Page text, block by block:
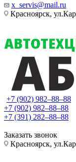
x_servis@mail.ru
Красноярск,
+7 (902) 982‒88‒88
+7 (902) 982‒88‒88
+7 (391) 282‒88‒88
Заказать звонок
Красноярск,